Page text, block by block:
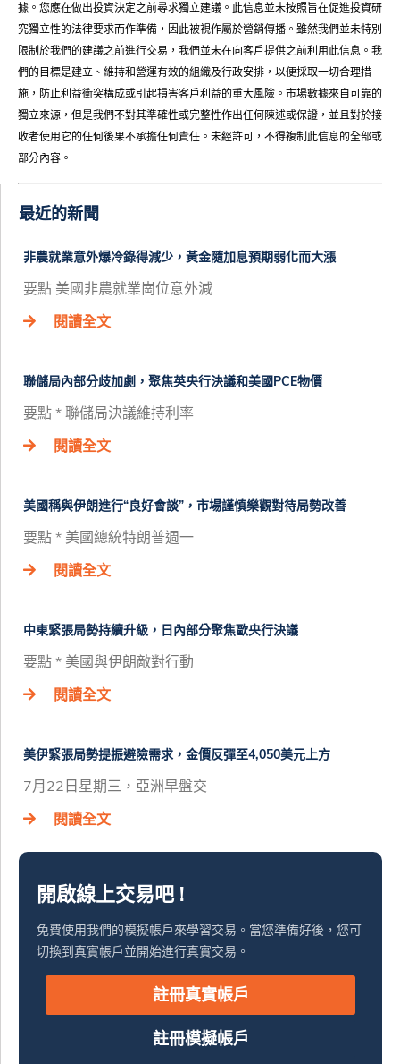
據。您應在做出投資決定之前尋求獨立建議。此信息並未按照旨在促進投資研
究獨立性的法律要求而作準備，因此被視作屬於營銷傳播。雖然我們並未特別
限制於我們的建議之前進行交易，我們並未在向客戶提供之前利用此信息。我
們的目標是建立、維持和營運有效的組織及行政安排，以便採取一切合理措
施，防止利益衝突構成或引起損害客戶利益的重大風險。市場數據來自可靠的
獨立來源，但是我們不對其準確性或完整性作出任何陳述或保證，並且對於接
收者使用它的任何後果不承擔任何責任。未經許可，不得複制此信息的全部或
部分內容。
最近的新聞
非農就業意外爆冷錄得減少，黃金隨加息預期弱化而大漲
要點 美國非農就業崗位意外減
閱讀全文
聯儲局內部分歧加劇，聚焦英央行決議和美國PCE物價
要點 * 聯儲局決議維持利率
閱讀全文
美國稱與伊朗進行“良好會談”，市場謹慎樂觀對待局勢改善
要點 * 美國總統特朗普週一
閱讀全文
中東緊張局勢持續升級，日內部分聚焦歐央行決議
要點 * 美國與伊朗敵對行動
閱讀全文
美伊緊張局勢提振避險需求，金價反彈至4,050美元上方
7月22日星期三，亞洲早盤交
閱讀全文
開啟線上交易吧 !
免費使用我們的模擬帳戶來學習交易。當您準備好後，您可
切換到真實帳戶並開始進行真實交易。
註冊真實帳戶
註冊模擬帳戶